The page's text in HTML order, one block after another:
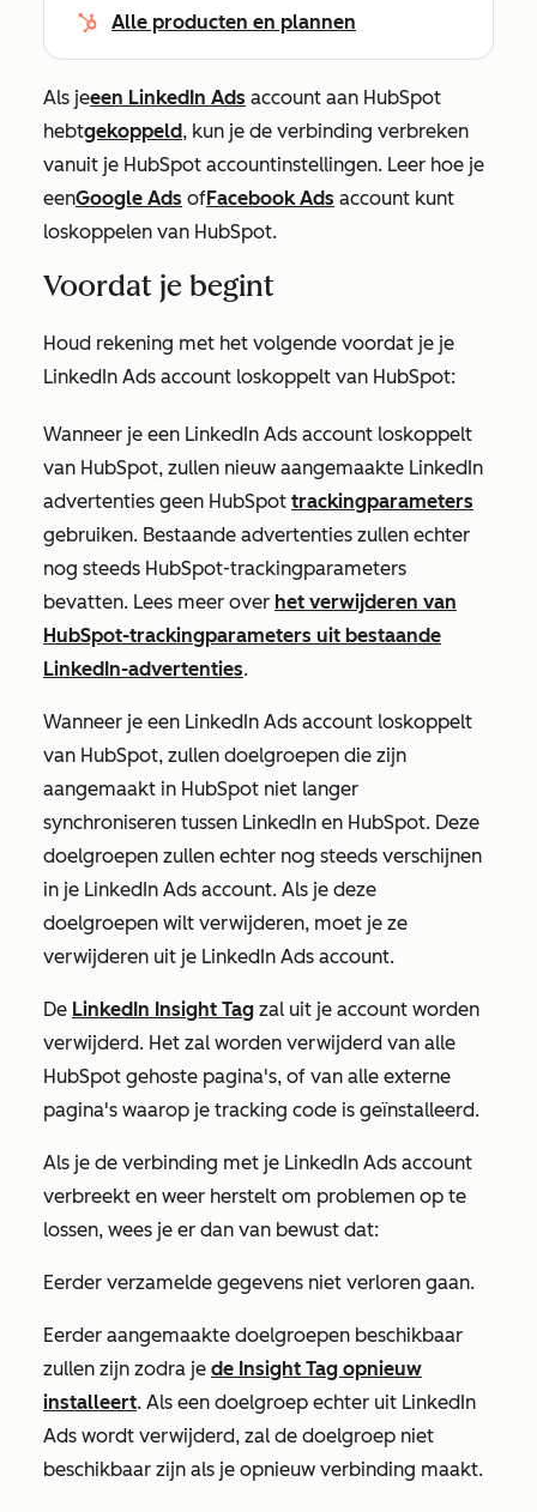
Alle producten en plannen
Als jeeen LinkedIn Ads account aan HubSpot
hebtgekoppeld, kun je de verbinding verbreken
vanuit je HubSpot accountinstellingen. Leer hoe je
eenGoogle Ads ofFacebook Ads account kunt
loskoppelen van HubSpot.
Voordat je begint
Houd rekening met het volgende voordat je je
LinkedIn Ads account loskoppelt van HubSpot:
Wanneer je een LinkedIn Ads account loskoppelt
van HubSpot, zullen nieuw aangemaakte LinkedIn
advertenties geen HubSpot trackingparameters
gebruiken. Bestaande advertenties zullen echter
nog steeds HubSpot-trackingparameters
bevatten. Lees meer over het verwijderen van
HubSpot-trackingparameters uit bestaande
LinkedIn-advertenties.
Wanneer je een LinkedIn Ads account loskoppelt
van HubSpot, zullen doelgroepen die zijn
aangemaakt in HubSpot niet langer
synchroniseren tussen LinkedIn en HubSpot. Deze
doelgroepen zullen echter nog steeds verschijnen
in je LinkedIn Ads account. Als je deze
doelgroepen wilt verwijderen, moet je ze
verwijderen uit je LinkedIn Ads account.
De LinkedIn Insight Tag zal uit je account worden
verwijderd. Het zal worden verwijderd van alle
HubSpot gehoste pagina's, of van alle externe
pagina's waarop je tracking code is geïnstalleerd.
Als je de verbinding met je LinkedIn Ads account
verbreekt en weer herstelt om problemen op te
lossen, wees je er dan van bewust dat:
Eerder verzamelde gegevens niet verloren gaan.
Eerder aangemaakte doelgroepen beschikbaar
zullen zijn zodra je de Insight Tag opnieuw
installeert. Als een doelgroep echter uit LinkedIn
Ads wordt verwijderd, zal de doelgroep niet
beschikbaar zijn als je opnieuw verbinding maakt.